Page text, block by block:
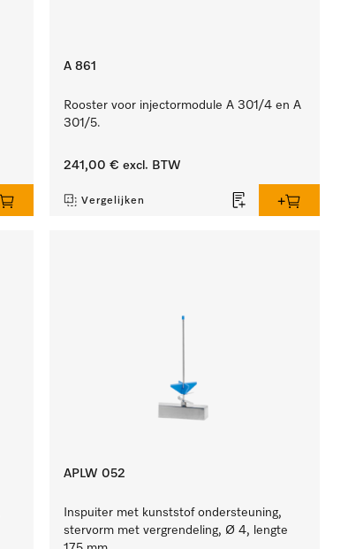
A 861
Rooster voor injectormodule A 301/4 en A
301/5.
241,00 € excl. BTW
Vergelijken
APLW 052
Inspuiter met kunststof ondersteuning,
stervorm met vergrendeling, Ø 4, lengte